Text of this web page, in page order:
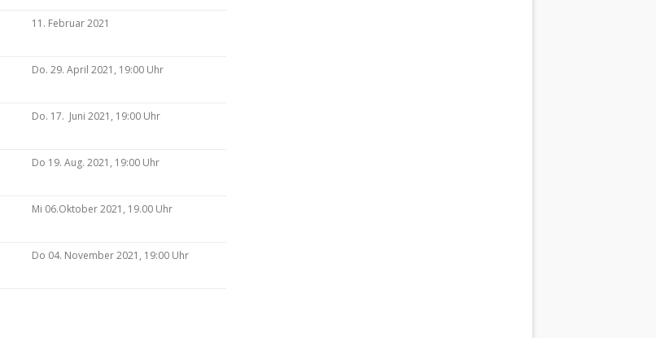
11. Februar 2021
Do. 29. April 2021, 19:00 Uhr
Do. 17. Juni 2021, 19:00 Uhr
Do 19. Aug. 2021, 19:00 Uhr
Mi 06.Oktober 2021, 19.00 Uhr
Do 04. November 2021, 19:00 Uhr